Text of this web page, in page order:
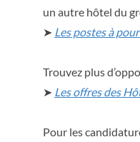
un autre hôtel du
➤ Les postes à
Trouvez plus
➤ Les offres des
Pour les